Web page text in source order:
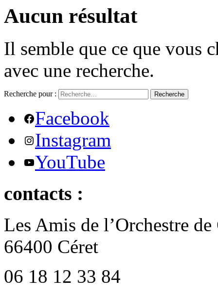
Aucun résultat
Il semble que ce que vous
avec une recherche.
Recherche pour : Recherche
Facebook
Instagram
YouTube
contacts :
Les Amis de l’Orchestre
66400 Céret
06 18 12 33 84